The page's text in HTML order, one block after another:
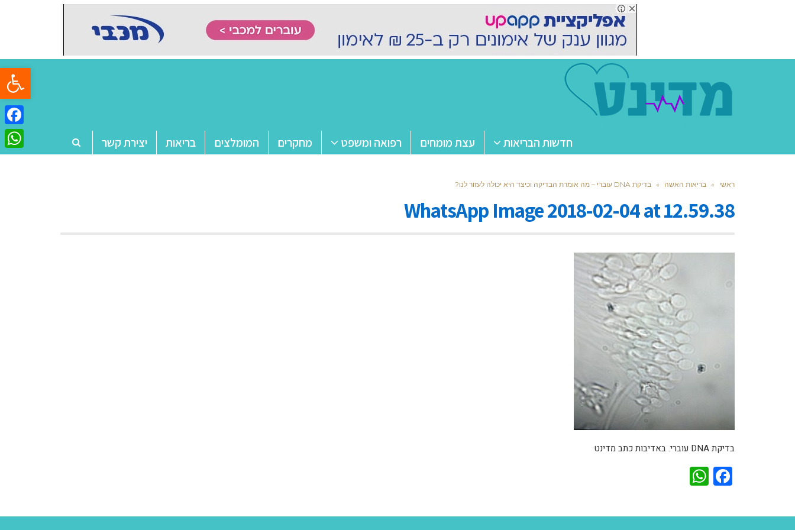
פתח
חדשות הבריאות עצת מומחים רפואה ומשפט מחקרים המומלצים בריאות יצירת קשר
ראשי » בריאות האשה » בדיקת DNA עוברי – מה אומרת הבדיקה וכיצד היא יכולה לעזור לנו?
WhatsApp Image 2018-02-04 at 12.59.38
בדיקת DNA עוברי. באדיבות כתב מדינט
Facebook